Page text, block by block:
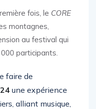
fois, le CORE
montagnes,
au festival qui
000 participants.
faire de
une expérience
alliant musique,